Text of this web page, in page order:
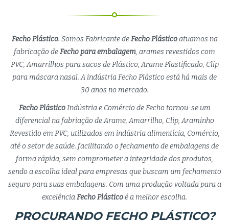
Fecho Plástico. Somos Fabricante deFecho Plásticoatuamos na
fabricação deFecho para embalagem, arames revestidos com
PVC, Amarrilhos para sacos de Plástico, Arame Plastificado, Clip
para máscara nasal. A indústria Fecho Plástico está há mais de
30 anos no mercado.
Fecho PlásticoIndústria e Comércio de Fecho tornou-se um
diferencial na fabriação de Arame, Amarrilho, Clip, Araminho
Revestido em PVC, utilizados em indústria alimentícia, Comércio,
até o setor de saúde. facilitando o fechamento de embalagens de
forma rápida, sem comprometer a integridade dos produtos,
sendo a escolha ideal para empresas que buscam um fechamento
seguro para suas embalagens. Com uma produção voltada para a
excelênciaFecho Plásticoé a melhor escolha.
PROCURANDO FECHO PLÁSTICO?